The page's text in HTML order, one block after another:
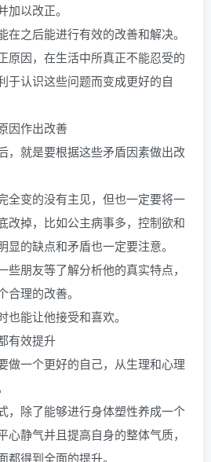
以改正。
在之后能进行有效的改善和解决。
原因，在生活中所真正不能忍受的
于认识这些问题而变成更好的自
因作出改善
，就是要根据这些矛盾因素做出改
全变的没有主见，但也一定要将一
改掉，比如公主病事多，控制欲和
显的缺点和矛盾也一定要注意。
朋友等了解分析他的真实特点，
理的改善。
能让他接受和喜欢。
有效提升
做一个更好的自己，从生理和心理
，除了能够进行身体塑性养成一个
心静气并且提高自身的整体气质，
得到全面的提升。